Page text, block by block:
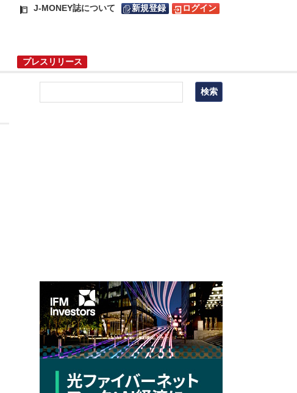
J-MONEY誌について 新規登録 ログイン
プレスリリース